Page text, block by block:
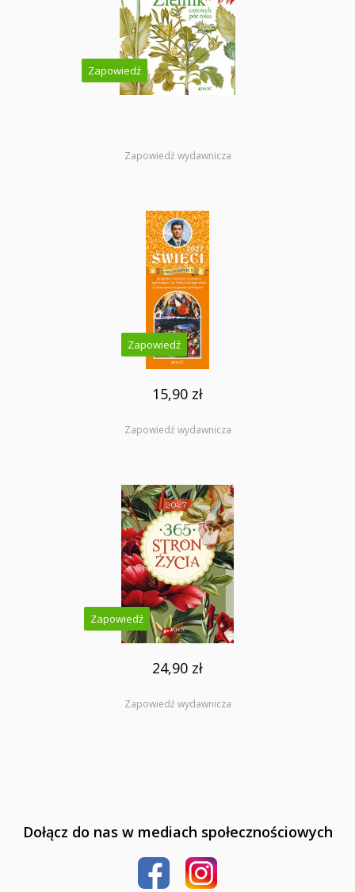
Zapowiedź
Zapowiedź wydawnicza
Zapowiedź
15,90 zł
Zapowiedź wydawnicza
Zapowiedź
24,90 zł
Zapowiedź wydawnicza
Dołącz do nas w mediach społecznościowych